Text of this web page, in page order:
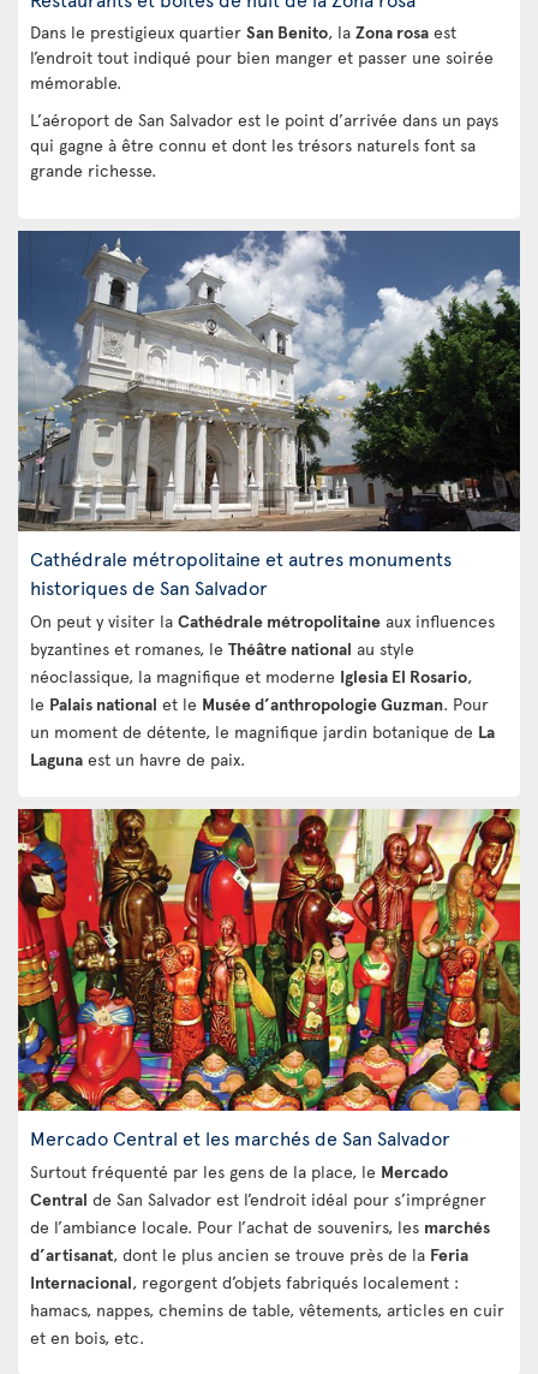
Dans le prestigieux quartier San Benito, la Zona rosa est
l’endroit tout indiqué pour bien manger et passer une soirée
mémorable.
L’aéroport de San Salvador est le point d’arrivée dans un pays
qui gagne à être connu et dont les trésors naturels font sa
grande richesse.
Cathédrale métropolitaine et autres monuments
historiques de San Salvador
On peut y visiter la Cathédrale métropolitaine aux influences
byzantines et romanes, le Théâtre national au style
néoclassique, la magnifique et moderne Iglesia El Rosario,
le Palais national et le Musée d’anthropologie Guzman. Pour
un moment de détente, le magnifique jardin botanique de La
Laguna est un havre de paix.
Mercado Central et les marchés de San Salvador
Surtout fréquenté par les gens de la place, le Mercado
Central de San Salvador est l’endroit idéal pour s’imprégner
de l’ambiance locale. Pour l’achat de souvenirs, les marchés
d’artisanat, dont le plus ancien se trouve près de la Feria
Internacional, regorgent d’objets fabriqués localement :
hamacs, nappes, chemins de table, vêtements, articles en cuir
et en bois, etc.